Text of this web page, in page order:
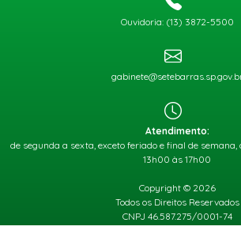
Ouvidoria: (13) 3872-5500
Atendimento:
de segunda a sexta, exceto feriado e final de semana,
13h00 às 17h00
Copyright © 2026
Todos os Direitos Reservados
CNPJ 46.587.275/0001-74